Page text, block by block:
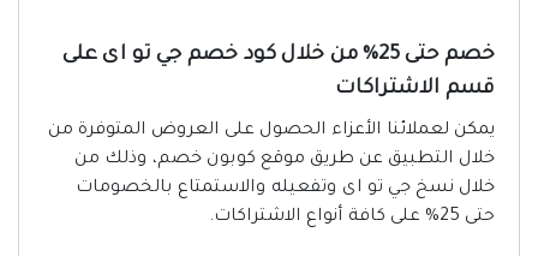
خصم حتى 25% من خلال كود خصم جي تو اى على
قسم الاشتراكات
يمكن لعملائنا الأعزاء الحصول على العروض المتوفرة من
خلال التطبيق عن طريق موقع كوبون خصم، وذلك من
خلال نسخ جي تو اى وتفعيله والاستمتاع بالخصومات
حتى 25% على كافة أنواع الاشتراكات.